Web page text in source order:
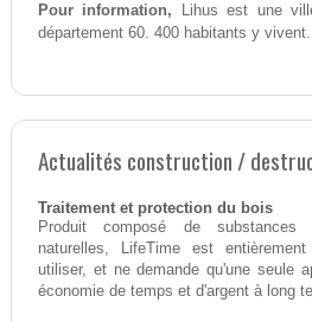
Pour information, Lihus est une
département 60. 400 habitants y vivent.
Actualités construction /
Traitement et protection du bois
Produit composé de substances
naturelles, LifeTime est
utiliser, et ne demande qu'une seule
économie de temps et d'argent à long